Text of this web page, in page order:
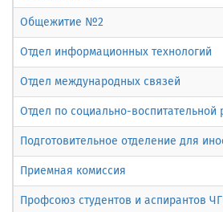
Общежитие №2
Отдел информационных технологий
Отдел международных связей
Отдел по социально-воспитательной
Подготовительное отделение для
Приемная комиссия
Профсоюз студентов и аспирантов